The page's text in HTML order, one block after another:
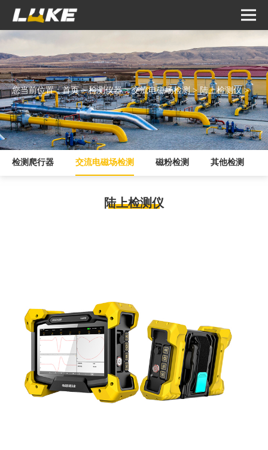
您当前位置：首页>检测仪器>交流电磁场检测 > 陆上检测仪>
检测爬行器 交流电磁场检测 磁粉检测 其他检测
陆上检测仪